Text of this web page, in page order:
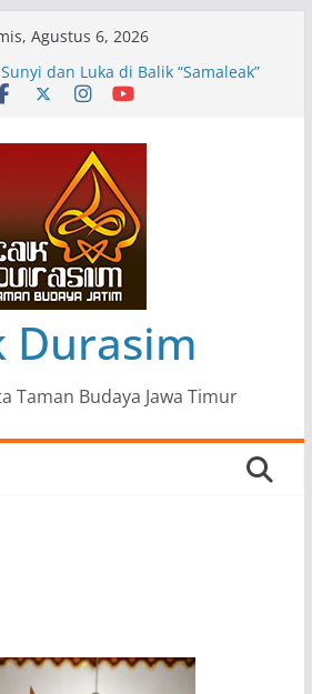
Agustus 6, 2026
Komunitas Patria Seni Rupa
Ketika “Bergerak” Menjadi Mantra
dan Luka di Balik “Samaleak”
Seni dan Budaya: Catatan
Kerja Ir. Bambang Haryo Soekartono
DPR RI ke Taman Budaya Jawa
35 Karya Agus Koecink
Tambang”, Ungkapan Kritis Tentang
Pertambangan
Durasim
Taman Budaya Jawa Timur